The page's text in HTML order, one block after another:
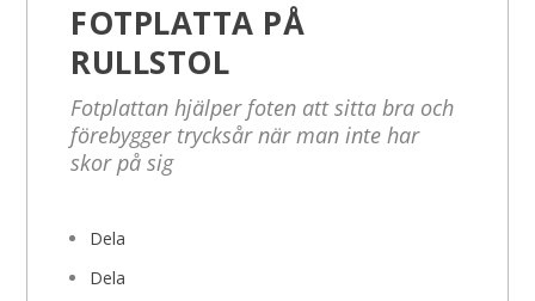
FOTPLATTA PÅ
RULLSTOL
Fotplattan hjälper foten att sitta bra och
förebygger trycksår när man inte har
skor på sig
Dela
Dela